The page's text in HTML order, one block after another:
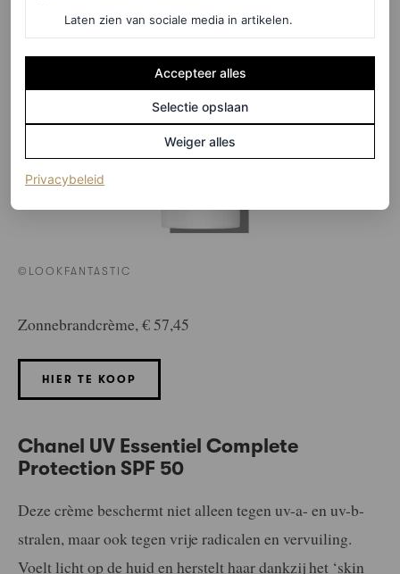
©LOOKFANTASTIC
Zonnebrandcrème, € 57,45
HIER TE KOOP
Chanel UV Essentiel Complete
Protection SPF 50
Deze crème beschermt niet alleen tegen uv-a- en uv-b-
stralen, maar ook tegen vrije radicalen en vervuiling.
Voelt licht op de huid en herstelt haar dankzij het ‘skin
Laten zien van sociale media in artikelen.
Accepteer alles
Selectie opslaan
Weiger alles
Privacybeleid